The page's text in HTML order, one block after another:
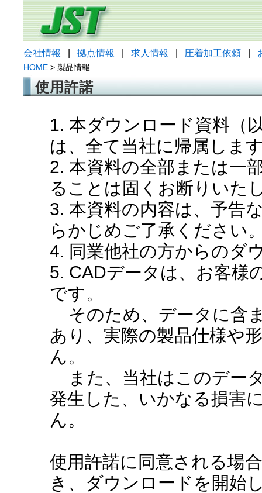
会社情報 拠点情報 求人情報 圧着加工依頼
HOME > 製品情報
使用許諾
1. 本ダウンロード資料（
は、全て当社に帰属しま
2. 本資料の全部または一
ることは固くお断りいた
3. 本資料の内容は、予告
らかじめご了承ください
4. 同業他社の方からのダ
5. CADデータは、お客様
です。
そのため、データに含
あり、実際の製品仕様や
ん。
また、当社はこのデー
発生した、いかなる損害
ん。
使用許諾に同意される場
き、ダウンロードを開始